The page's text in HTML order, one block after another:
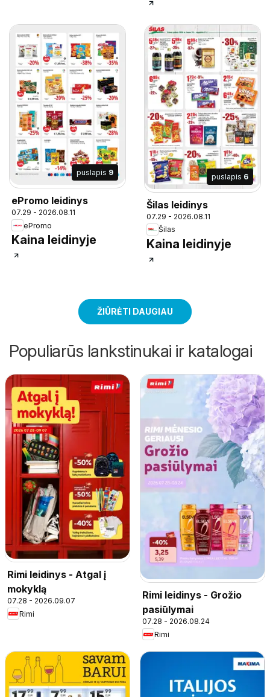
puslapis 9
ePromo leidinys
07.29 - 2026.08.11
ePromo
Kaina leidinyje
puslapis 6
Šilas leidinys
07.29 - 2026.08.11
Šilas
Kaina leidinyje
ŽIŪRĖTI DAUGIAU
Populiarūs lankstinukai ir katalogai
Rimi leidinys - Atgal į
mokyklą
07.28 - 2026.09.07
Rimi
Rimi leidinys - Grožio
pasiūlymai
07.28 - 2026.08.24
Rimi